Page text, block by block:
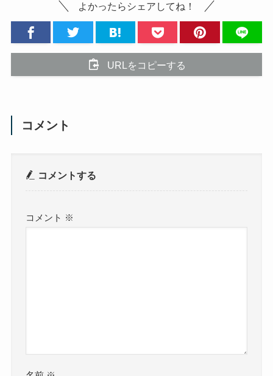
よかったらシェアしてね！
URLをコピーする
コメント
コメントする
コメント ※